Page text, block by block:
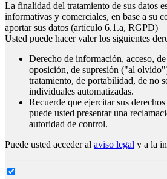
La finalidad del tratamiento de sus datos
informativas y comerciales, en base a su
aportar sus datos (artículo 6.1.a, RGPD)
Usted puede hacer valer los siguientes
Derecho de información, acceso,
oposición, de supresión ("al
tratamiento, de portabilidad, de no
individuales automatizadas.
Recuerde que ejercitar sus
puede usted presentar una
autoridad de control.
Puede usted acceder al aviso legal y a la